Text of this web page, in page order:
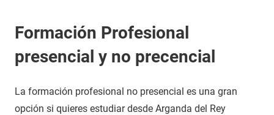
Formación Profesional
presencial y no precencial
La formación profesional no presencial es una gran
opción si quieres estudiar desde Arganda del Rey